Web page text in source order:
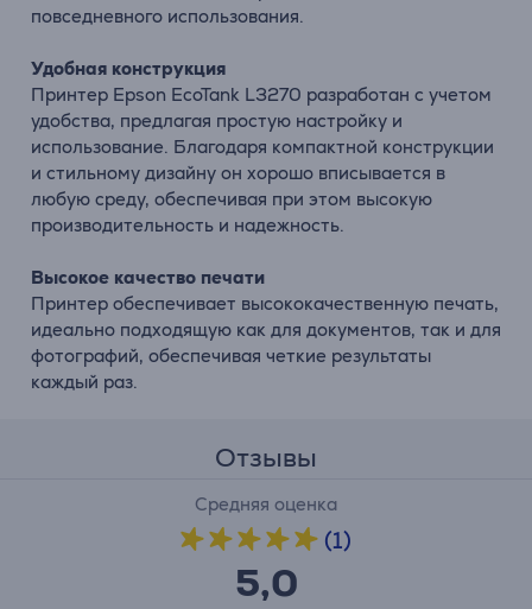
повседневного использования.
Удобная конструкция
Принтер Epson EcoTank L3270 разработан с учетом
удобства, предлагая простую настройку и
использование. Благодаря компактной конструкции
и стильному дизайну он хорошо вписывается в
любую среду, обеспечивая при этом высокую
производительность и надежность.
Высокое качество печати
Принтер обеспечивает высококачественную печать,
идеально подходящую как для документов, так и для
фотографий, обеспечивая четкие результаты
каждый раз.
Отзывы
Средняя оценка
(1)
5,0